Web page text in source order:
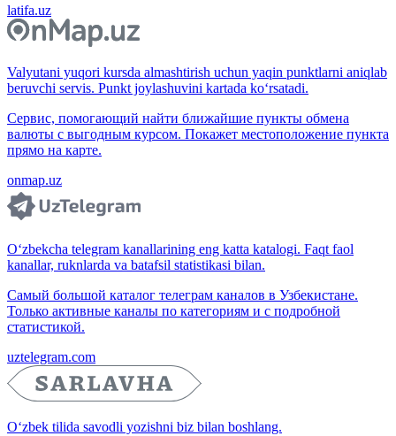
latifa.uz
Valyutani yuqori kursda almashtirish uchun yaqin punktlarni aniqlab
beruvchi servis. Punkt joylashuvini kartada ko‘rsatadi.
Сервис, помогающий найти ближайшие пункты обмена
валюты с выгодным курсом. Покажет местоположение пункта
прямо на карте.
onmap.uz
O‘zbekcha telegram kanallarining eng katta katalogi. Faqt faol
kanallar, ruknlarda va batafsil statistikasi bilan.
Самый большой каталог телеграм каналов в Узбекистане.
Только активные каналы по категориям и с подробной
статистикой.
uztelegram.com
O‘zbek tilida savodli yozishni biz bilan boshlang.